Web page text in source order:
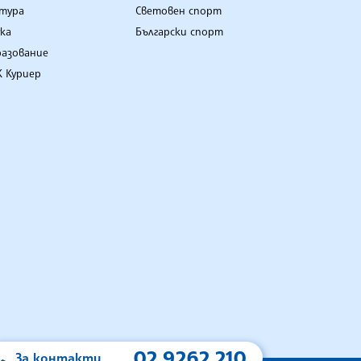
Куриер
Световен спорт
Български спорт
За контакти